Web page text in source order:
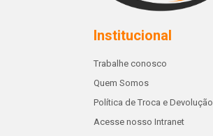
Institucional
Trabalhe conosco
Quem Somos
Política de Troca e Devolução
Acesse nosso Intranet